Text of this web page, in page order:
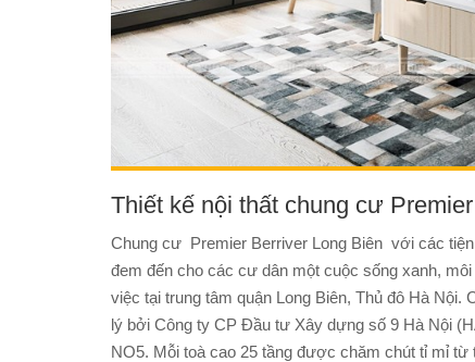
Thiết kế nội thất chung cư
Chung cư Premier Berriver Long Biên với các
đem đến cho các cư dân một cuộc sống xanh,
việc tại trung tâm quận Long Biên, Thủ đô Hà
lý bởi Công ty CP Đầu tư Xây dựng số 9 Hà Nội
NO5. Mỗi toà cao 25 tầng được chăm chút tỉ mỉ